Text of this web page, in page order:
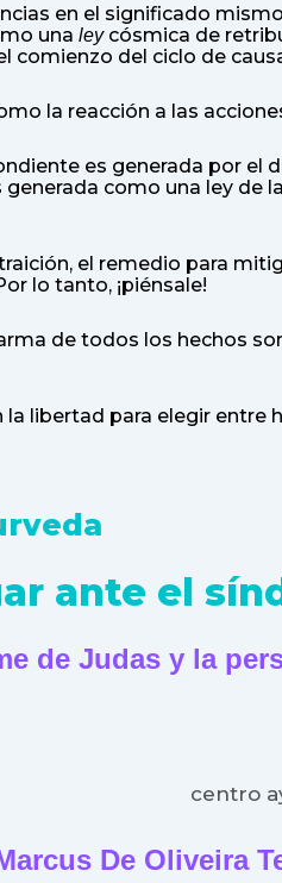
en el significado
una leycósmica de
comienzo del ciclo de
la reacción a las
es generada por
como una ley de
el remedio para
lo tanto, ¡piénsale!
de todos los hechos
libertad para elegir entre
ante el
de Judas y la
De Oliveira